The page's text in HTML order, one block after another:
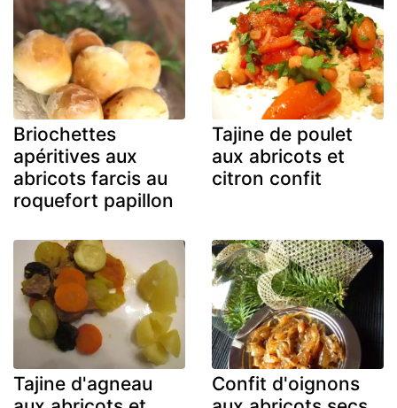
Briochettes
apéritives aux
abricots farcis au
roquefort papillon
Tajine de poulet
aux abricots et
citron confit
Tajine d'agneau
Confit d'oignons